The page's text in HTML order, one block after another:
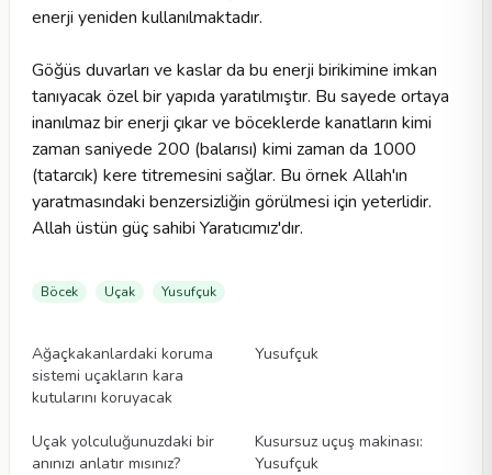
enerji yeniden kullanılmaktadır.
Göğüs duvarları ve kaslar da bu enerji birikimine imkan
tanıyacak özel bir yapıda yaratılmıştır. Bu sayede ortaya
inanılmaz bir enerji çıkar ve böceklerde kanatların kimi
zaman saniyede 200 (balarısı) kimi zaman da 1000
(tatarcık) kere titremesini sağlar. Bu örnek Allah'ın
yaratmasındaki benzersizliğin görülmesi için yeterlidir.
Allah üstün güç sahibi Yaratıcımız'dır.
Böcek Uçak Yusufçuk
Ağaçkakanlardaki koruma
sistemi uçakların kara
kutularını koruyacak
Yusufçuk
Uçak yolculuğunuzdaki bir
anınızı anlatır mısınız?
Kusursuz uçuş makinası:
Yusufçuk